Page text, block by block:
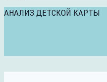
АНАЛИЗ ДЕТСКОЙ КАРТЫ